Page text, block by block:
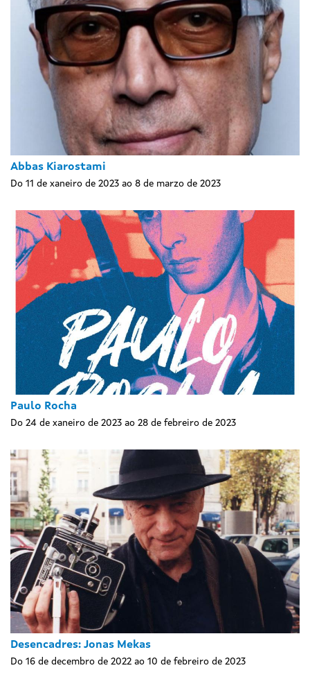
Abbas Kiarostami
Do 11 de xaneiro de 2023 ao 8 de marzo de 2023
Paulo Rocha
Do 24 de xaneiro de 2023 ao 28 de febreiro de 2023
Desencadres: Jonas Mekas
Do 16 de decembro de 2022 ao 10 de febreiro de 2023